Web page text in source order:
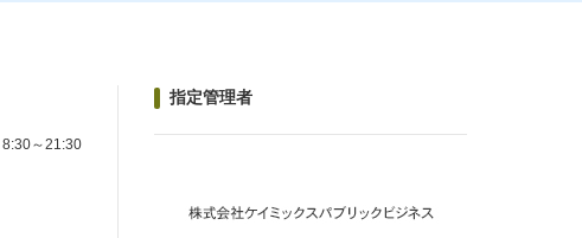
8:30～21:30
指定管理者